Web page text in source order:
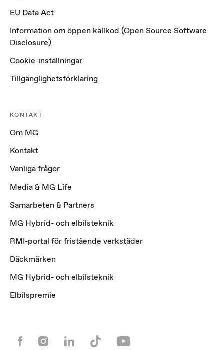
EU Data Act
Information om öppen källkod (Open Source Software
Disclosure)
Cookie-inställningar
Tillgänglighetsförklaring
KONTAKT
Om MG
Kontakt
Vanliga frågor
Media & MG Life
Samarbeten & Partners
MG Hybrid- och elbilsteknik
RMI-portal för fristående verkstäder
Däckmärken
MG Hybrid- och elbilsteknik
Elbilspremie